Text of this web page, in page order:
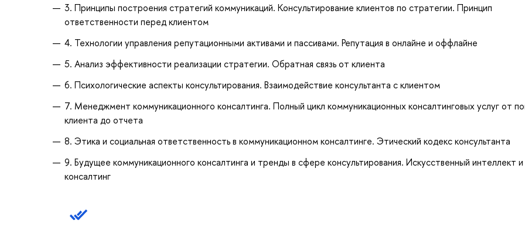
3. Принципы построения стратегий коммуникаций. Консультирование клиентов по стратегии. Принцип
ответственности перед клиентом
4. Технологии управления репутационными активами и пассивами. Репутация в онлайне и оффлайне
5. Анализ эффективности реализации стратегии. Обратная связь от клиента
6. Психологические аспекты консультирования. Взаимодействие консультанта с клиентом
7. Менеджмент коммуникационного консалтинга. Полный цикл коммуникационных консалтинговых услуг от
клиента до отчета
8. Этика и социальная ответственность в коммуникационном консалтинге. Этический кодекс консультанта
9. Будущее коммуникационного консалтинга и тренды в сфере консультирования. Искусственный интеллект и
консалтинг